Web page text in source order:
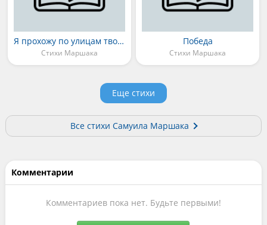
Я прохожу по улицам твоим
Стихи Маршака
Победа
Стихи Маршака
Еще стихи
Все стихи Самуила Маршака
Комментарии
Комментариев пока нет. Будьте первыми!